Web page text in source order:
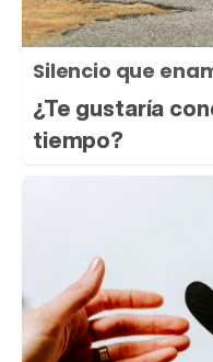
Silencio que
¿Te gustaría
tiempo?